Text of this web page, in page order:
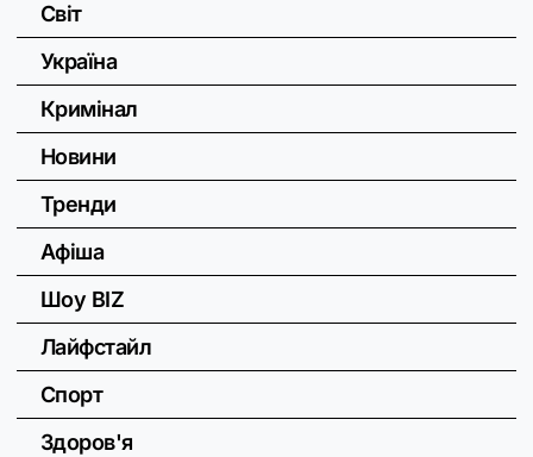
Світ
Україна
Кримінал
Новини
Тренди
Афіша
Шоу BIZ
Лайфстайл
Спорт
Здоров'я